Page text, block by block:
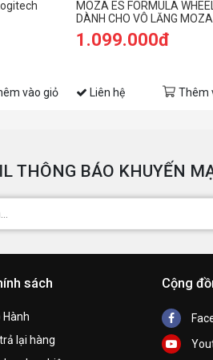
vào giỏ
MOZA ES FORMULA
DÀNH CHO VÔ LĂNG
1.099.000đ
Liên hệ Thêm
THÔNG BÁO KHUYẾN
sách
Hành
lại hàng
Cộng